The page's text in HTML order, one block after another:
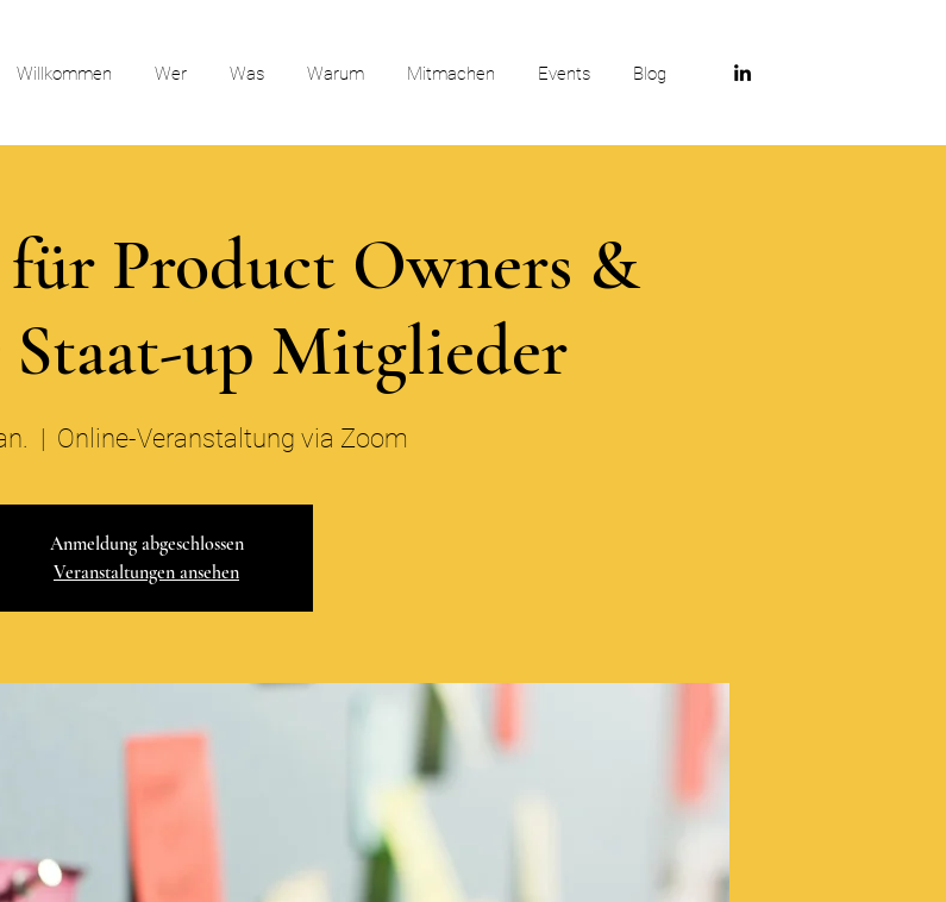
Willkommen Wer Was Warum Mitmachen Events Blog
Product Owners &
up Mitglieder
  |
Online-Veranstaltung via Zoom
Anmeldung abgeschlossen
Veranstaltungen ansehen